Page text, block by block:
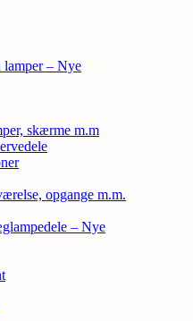
lamper – Nye
skærme m.m
opgange m.m.
– Nye